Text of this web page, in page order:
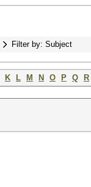
Filter by: Subject
K L M N O P Q
R